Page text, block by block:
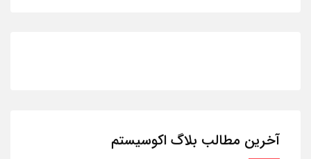
آخرین مطالب بلاگ اکوسیستم